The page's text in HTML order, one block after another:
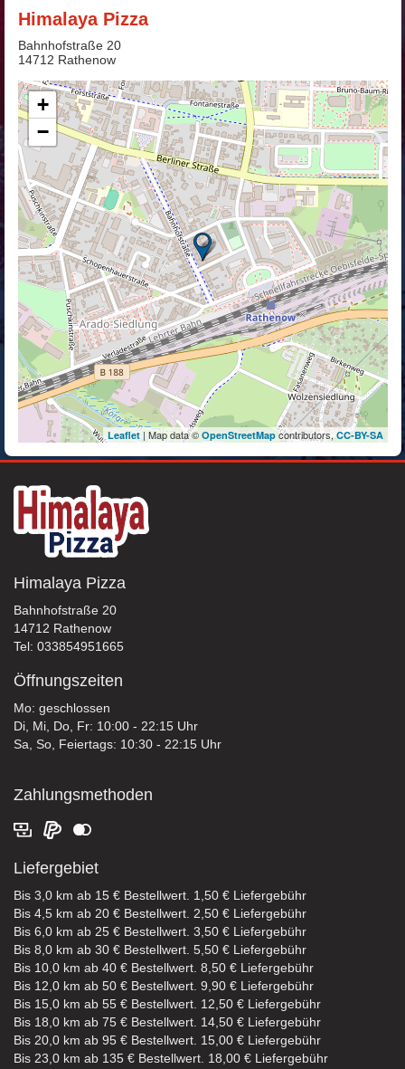
Himalaya Pizza
Bahnhofstraße 20
14712 Rathenow
+
−
Leaflet| Map data © OpenStreetMapcontributors,CC-BY-SA
Himalaya Pizza
Bahnhofstraße 20
14712 Rathenow
Tel: 033854951665
Öffnungszeiten
Mo: geschlossen
Di, Mi, Do, Fr: 10:00 - 22:15 Uhr
Sa, So, Feiertags: 10:30 - 22:15 Uhr
Zahlungsmethoden
Liefergebiet
Bis 3,0 km ab 15 € Bestellwert. 1,50 € Liefergebühr
Bis 4,5 km ab 20 € Bestellwert. 2,50 € Liefergebühr
Bis 6,0 km ab 25 € Bestellwert. 3,50 € Liefergebühr
Bis 8,0 km ab 30 € Bestellwert. 5,50 € Liefergebühr
Bis 10,0 km ab 40 € Bestellwert. 8,50 € Liefergebühr
Bis 12,0 km ab 50 € Bestellwert. 9,90 € Liefergebühr
Bis 15,0 km ab 55 € Bestellwert. 12,50 € Liefergebühr
Bis 18,0 km ab 75 € Bestellwert. 14,50 € Liefergebühr
Bis 20,0 km ab 95 € Bestellwert. 15,00 € Liefergebühr
Bis 23,0 km ab 135 € Bestellwert. 18,00 € Liefergebühr